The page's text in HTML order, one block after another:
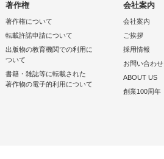
著作権
著作権について
転載許諾申請について
出版物の教育機関での利用に
ついて
書籍・雑誌等に転載された
著作物の電子的利用について
会社案内
会社案内
ご挨拶
採用情報
お問い合わせ
ABOUT US
創業100周年